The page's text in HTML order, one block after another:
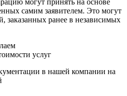
самим заявителем. Это могут
заказанных ранее в независимых
услуг
в нашей компании на